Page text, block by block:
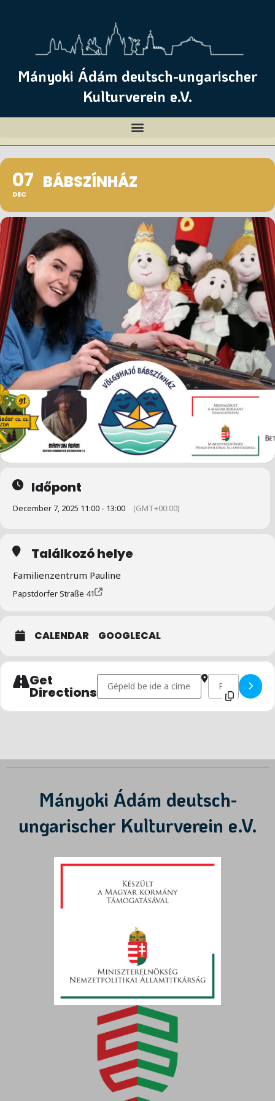
Mányoki Ádám deutsch-ungarischer
Kulturverein e.V.
07
DEC
BÁBSZÍNHÁZ
Időpont
December 7, 2025 11:00 - 13:00 (GMT+00:00)
Találkozó helye
Familienzentrum Pauline
Papstdorfer Straße 41
CALENDAR GOOGLECAL
Get
Directions
Address - Bábszínház [] Destination
Mányoki Ádám deutsch-
ungarischer Kulturverein e.V.